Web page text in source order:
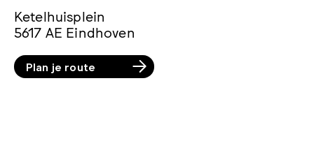
Ketelhuisplein
5617 AE Eindhoven
Plan je route